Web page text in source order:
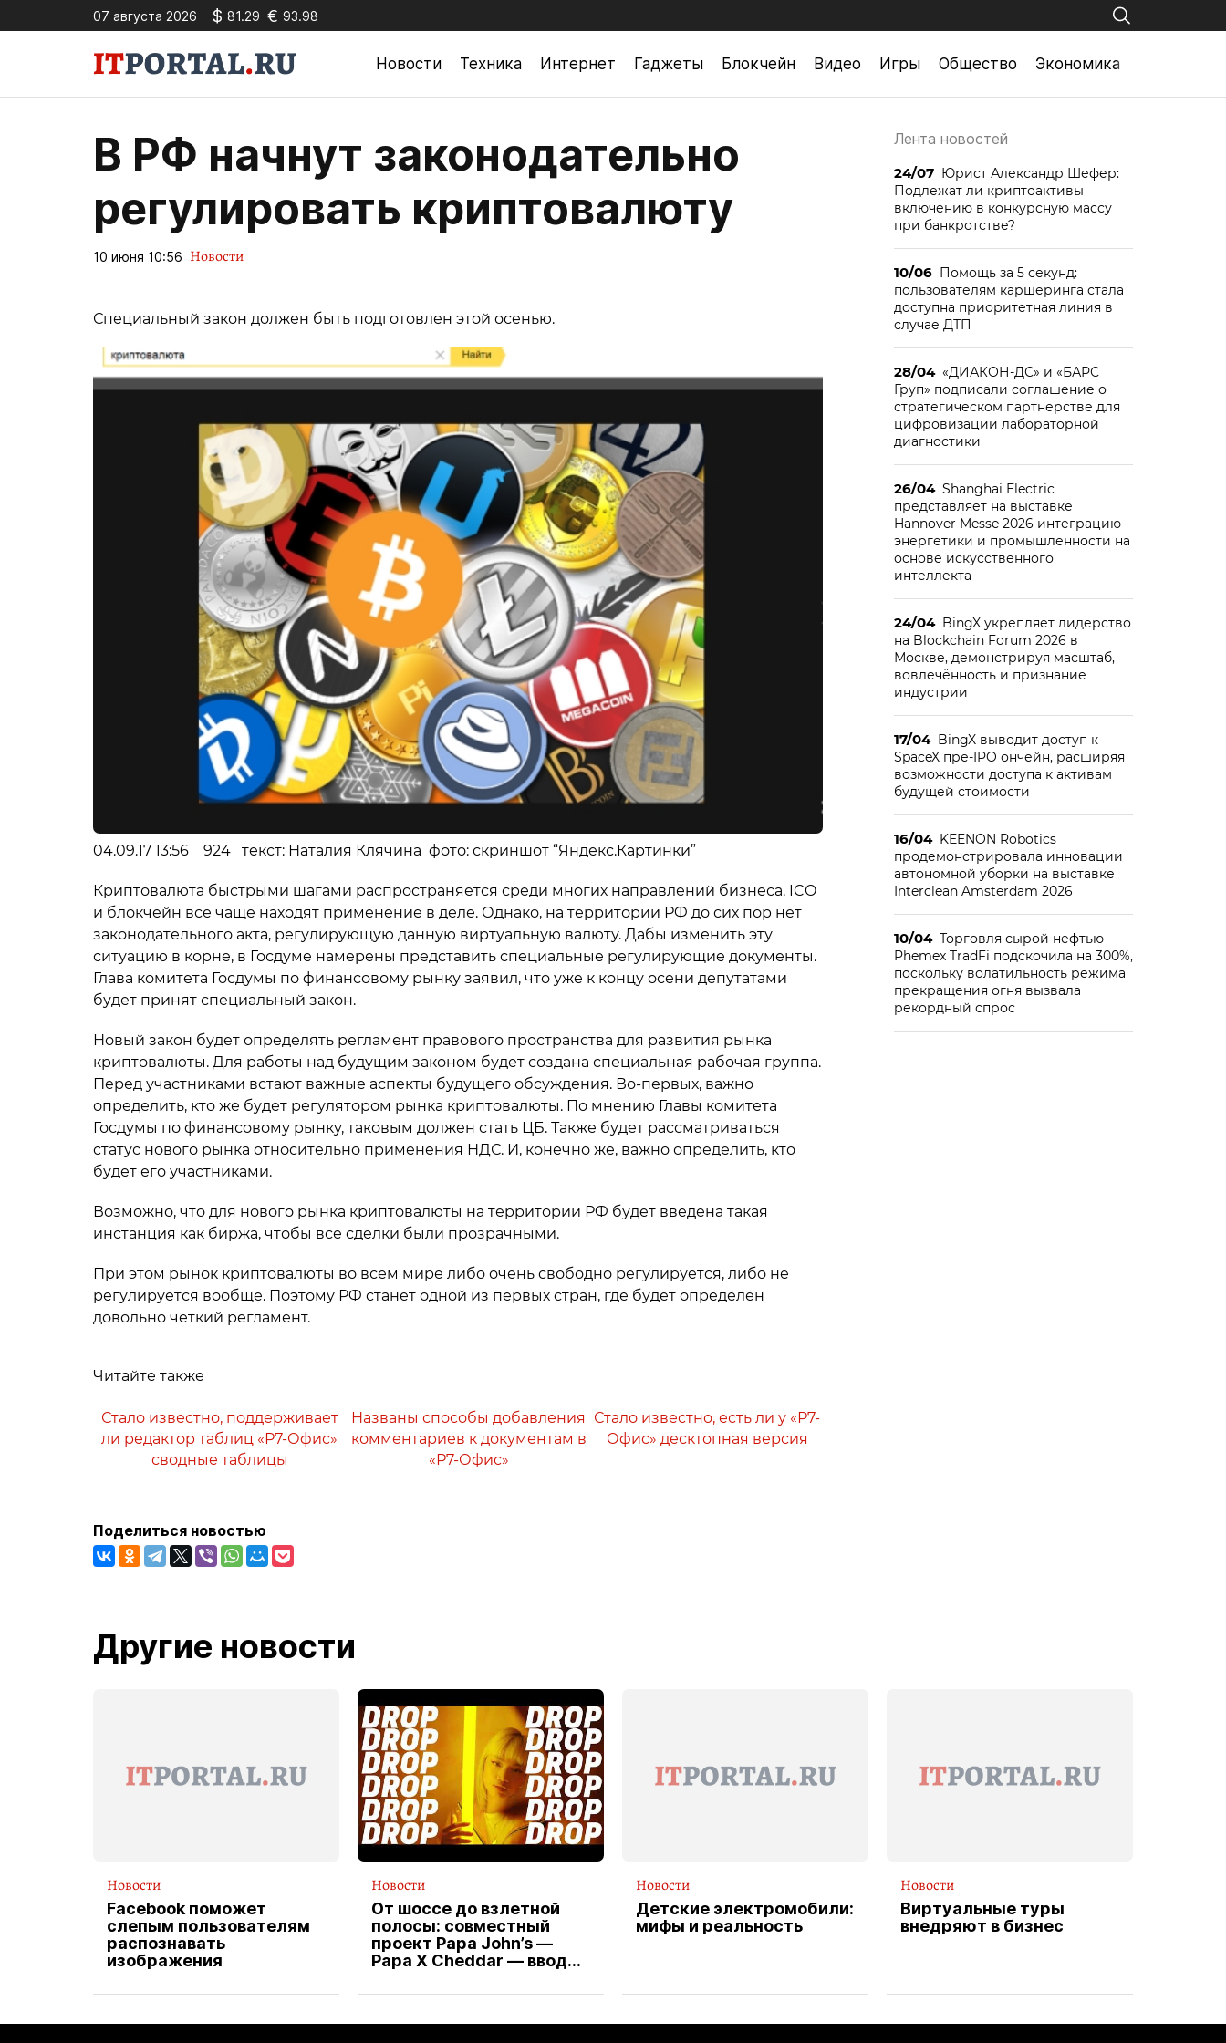
07 августа 2026 $ 81.29 € 93.98
Новости Техника Интернет Гаджеты Блокчейн Видео Игры Общество Экономика
В РФ начнут законодательно
регулировать криптовалюту
10 июня 10:56 Новости
Специальный закон должен быть подготовлен этой осенью.
04.09.17 13:56 924 текст: Наталия Клячина фото: скриншот “Яндекс.Картинки”
Криптовалюта быстрыми шагами распространяется среди многих направлений бизнеса. ICO
и блокчейн все чаще находят применение в деле. Однако, на территории РФ до сих пор нет
законодательного акта, регулирующую данную виртуальную валюту. Дабы изменить эту
ситуацию в корне, в Госдуме намерены представить специальные регулирующие документы.
Глава комитета Госдумы по финансовому рынку заявил, что уже к концу осени депутатами
будет принят специальный закон.
Новый закон будет определять регламент правового пространства для развития рынка
криптовалюты. Для работы над будущим законом будет создана специальная рабочая группа.
Перед участниками встают важные аспекты будущего обсуждения. Во-первых, важно
определить, кто же будет регулятором рынка криптовалюты. По мнению Главы комитета
Госдумы по финансовому рынку, таковым должен стать ЦБ. Также будет рассматриваться
статус нового рынка относительно применения НДС. И, конечно же, важно определить, кто
будет его участниками.
Возможно, что для нового рынка криптовалюты на территории РФ будет введена такая
инстанция как биржа, чтобы все сделки были прозрачными.
При этом рынок криптовалюты во всем мире либо очень свободно регулируется, либо не
регулируется вообще. Поэтому РФ станет одной из первых стран, где будет определен
довольно четкий регламент.
Читайте также
Стало известно, поддерживает
ли редактор таблиц «Р7-Офис»
сводные таблицы
Названы способы добавления
комментариев к документам в
«Р7-Офис»
Стало известно, есть ли у «Р7-
Офис» десктопная версия
Поделиться новостью
Лента новостей
24/07 Юрист Александр Шефер:
Подлежат ли криптоактивы
включению в конкурсную массу
при банкротстве?
10/06 Помощь за 5 секунд:
пользователям каршеринга стала
доступна приоритетная линия в
случае ДТП
28/04 «ДИАКОН-ДС» и «БАРС
Груп» подписали соглашение о
стратегическом партнерстве для
цифровизации лабораторной
диагностики
26/04 Shanghai Electric
представляет на выставке
Hannover Messe 2026 интеграцию
энергетики и промышленности на
основе искусственного
интеллекта
24/04 BingX укрепляет лидерство
на Blockchain Forum 2026 в
Москве, демонстрируя масштаб,
вовлечённость и признание
индустрии
17/04 BingX выводит доступ к
SpaceX пре-IPO ончейн, расширяя
возможности доступа к активам
будущей стоимости
16/04 KEENON Robotics
продемонстрировала инновации
автономной уборки на выставке
Interclean Amsterdam 2026
10/04 Торговля сырой нефтью
Phemex TradFi подскочила на 300%,
поскольку волатильность режима
прекращения огня вызвала
рекордный спрос
Другие новости
Новости
Facebook поможет
слепым пользователям
распознавать
изображения
Новости
От шоссе до взлетной
полосы: совместный
проект Papa John’s —
Papa X Cheddar — вводит
водителя службы
Новости
Детские электромобили:
мифы и реальность
Новости
Виртуальные туры
внедряют в бизнес